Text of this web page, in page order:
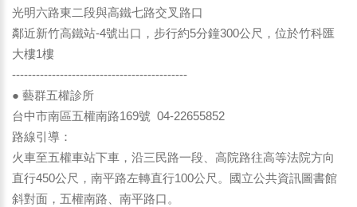
光明六路東二段與高鐵七路交叉路口
鄰近新竹高鐵站-4號出口，步行約5分鐘300公尺，位於竹科匯
大樓1樓
--------------------------------------------
● 藝群五權診所
台中市南區五權南路169號 04-22655852
路線引導：
火車至五權車站下車，沿三民路一段、高院路往高等法院方向
直行450公尺，南平路左轉直行100公尺。國立公共資訊圖書館
斜對面，五權南路、南平路口。